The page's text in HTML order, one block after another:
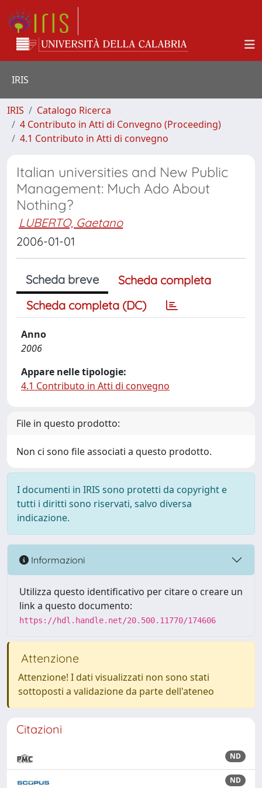
IRIS
IRIS
Catalogo Ricerca
4 Contributo in Atti di Convegno (Proceeding)
4.1 Contributo in Atti di convegno
Italian universities and New Public
Management: Much Ado About
Nothing?
LUBERTO, Gaetano
2006-01-01
Scheda breve
Scheda completa
Scheda completa (DC)
Anno
2006
Appare nelle tipologie:
4.1 Contributo in Atti di convegno
File in questo prodotto:
Non ci sono file associati a questo prodotto.
I documenti in IRIS sono protetti da copyright e
tutti i diritti sono riservati, salvo diversa
indicazione.
Informazioni
Utilizza questo identificativo per citare o creare un
link a questo documento:
https://hdl.handle.net/20.500.11770/174606
Attenzione
Attenzione! I dati visualizzati non sono stati
sottoposti a validazione da parte dell'ateneo
Citazioni
ND
ND